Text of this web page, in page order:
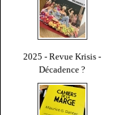
2025 - Revue Krisis -
Décadence ?